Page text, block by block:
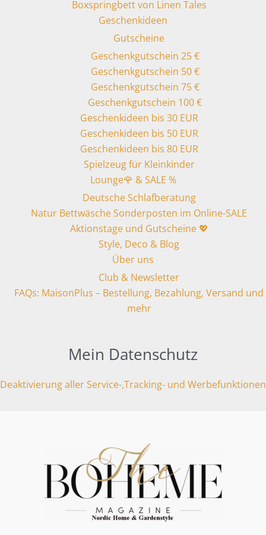
Boxspringbett von Linen Tales
Geschenkideen
Gutscheine
Geschenkgutschein 25 €
Geschenkgutschein 50 €
Geschenkgutschein 75 €
Geschenkgutschein 100 €
Geschenkideen bis 30 EUR
Geschenkideen bis 50 EUR
Geschenkideen bis 80 EUR
Spielzeug für Kleinkinder
Lounge🌹 & SALE %
Deutsche Schlafberatung
Natur Bettwäsche Sonderposten im Online-SALE
Aktionstage und Gutscheine 💖
Style, Deco & Blog
Über uns
Club & Newsletter
FAQs: MaisonPlus – Bestellung, Bezahlung, Versand und
mehr
Mein Datenschutz
Deaktivierung aller Service-,Tracking- und Werbefunktionen